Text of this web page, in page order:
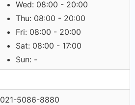
Wed: 08:00 - 20:00
Thu: 08:00 - 20:00
Fri: 08:00 - 20:00
Sat: 08:00 - 17:00
Sun: -
021-5086-8880